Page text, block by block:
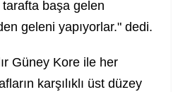
başa gelen
geleni yapıyorlar." dedi.
Güney Kore ile her
karşılıklı üst düzey